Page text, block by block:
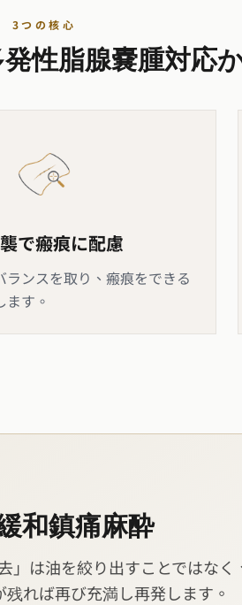
3つの核心
性脂腺嚢腫対応
で瘢痕に配慮
ランスを取り、瘢痕をできる
す。
和鎮痛麻酔
」は油を絞り出すことではな
れば再び充満し再発します。